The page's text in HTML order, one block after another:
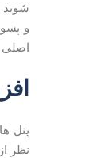
شوید
و
اصلی
پنل
نظر